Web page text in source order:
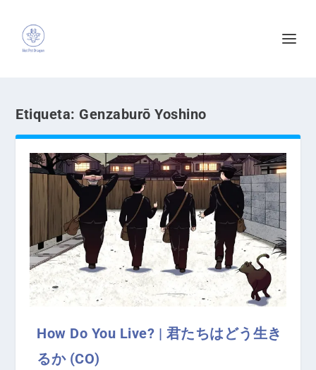
Etiqueta: Genzaburō Yoshino
How Do You Live? | 君たちはどう生き
るか (CO)